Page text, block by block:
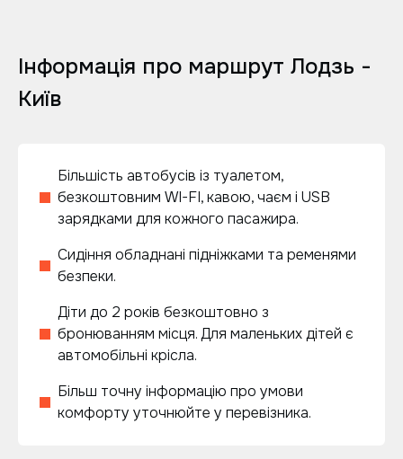
Інформація про маршрут Лодзь -
Київ
Більшість автобусів із туалетом,
безкоштовним WI-FI, кавою, чаєм і USB
зарядками для кожного пасажира.
Сидіння обладнані підніжками та ременями
безпеки.
Діти до 2 років безкоштовно з
бронюванням місця. Для маленьких дітей є
автомобільні крісла.
Більш точну інформацію про умови
комфорту уточнюйте у перевізника.